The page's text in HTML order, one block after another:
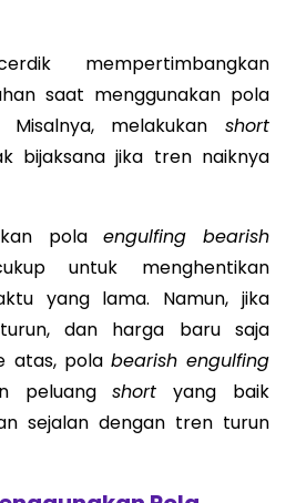
mempertimbangkan
saat menggunakan pola
Misalnya, melakukan short
bijaksana jika tren naiknya
pola engulfing bearish
untuk menghentikan
yang lama. Namun, jika
dan harga baru saja
atas, pola bearish engulfing
peluangshort yang baik
sejalan dengan tren turun